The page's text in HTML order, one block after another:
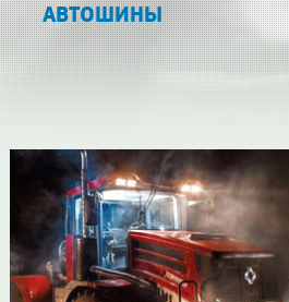
АВТОШИНЫ